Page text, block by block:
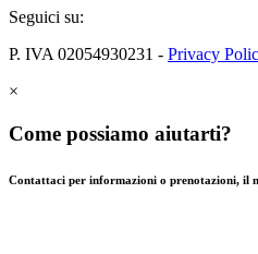
Seguici su:
P. IVA 02054930231 - Privacy
×
Come possiamo aiutarti?
Contattaci per informazioni o prenotazioni, il